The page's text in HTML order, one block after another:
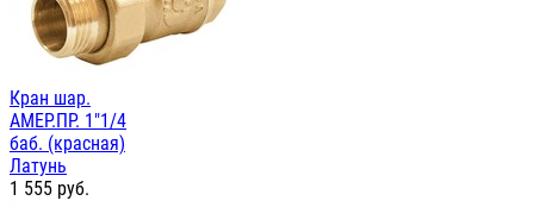
Кран шар.
АМЕР.ПР. 1"1/4
баб. (красная)
Латунь
1 555 руб.